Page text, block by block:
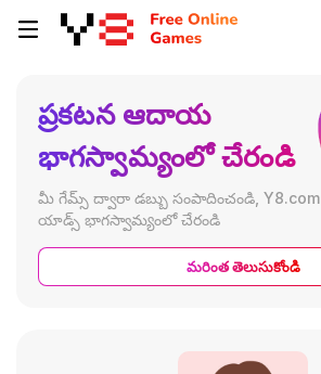
ప్రకటన ఆదాయ
భాగస్వామ్యంలో చేరండి
మీ గేమ్స్ ద్వారా డబ్బు సంపాదించండి, Y8.com
యాడ్స్ భాగస్వామ్యంలో చేరండి
మరింత తెలుసుకోండి